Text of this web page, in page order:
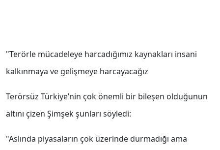
"Terörle mücadeleye harcadığımız kaynakları insani
kalkınmaya ve gelişmeye harcayacağız
Terörsüz Türkiye’nin çok önemli bir bileşen olduğunun
altını çizen Şimşek şunları söyledi:
"Aslında piyasaların çok üzerinde durmadığı ama